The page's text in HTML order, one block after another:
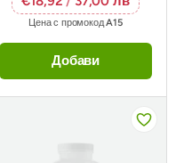
Цена с промокодA15
Добави